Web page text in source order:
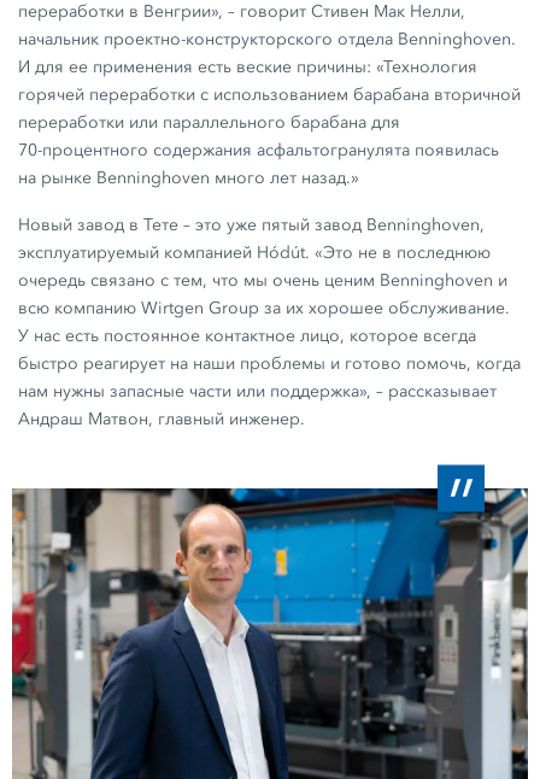
переработки в Венгрии», – говорит Стивен Мак Нелли,
начальник проектно-конструкторского отдела Benninghoven.
И для ее применения есть веские причины: «Технология
горячей переработки с использованием барабана вторичной
переработки или параллельного барабана для
70-процентного содержания асфальтогранулята появилась
на рынке Benninghoven много лет назад.»
Новый завод в Тете – это уже пятый завод Benninghoven,
эксплуатируемый компанией Hódút. «Это не в последнюю
очередь связано с тем, что мы очень ценим Benninghoven и
всю компаниюWirtgen Group за их хорошее обслуживание.
У нас есть постоянное контактное лицо, которое всегда
быстро реагирует на наши проблемы и готово помочь, когда
нам нужны запасные части или поддержка», – рассказывает
Андраш Матвон, главный инженер.